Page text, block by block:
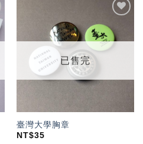
「願
望輕
已售完
臺灣大學胸章
NT$35